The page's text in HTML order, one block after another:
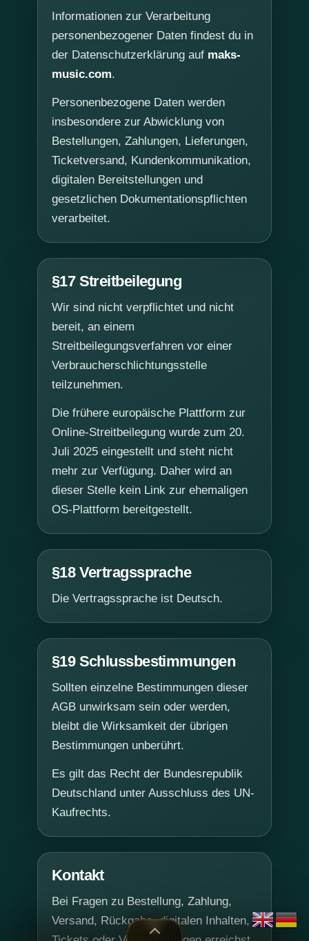
Informationen zur Verarbeitung
personenbezogener Daten findest du in
der Datenschutzerklärung auf maks-
music.com.
Personenbezogene Daten werden
insbesondere zur Abwicklung von
Bestellungen, Zahlungen, Lieferungen,
Ticketversand, Kundenkommunikation,
digitalen Bereitstellungen und
gesetzlichen Dokumentationspflichten
verarbeitet.
§17 Streitbeilegung
Wir sind nicht verpflichtet und nicht
bereit, an einem
Streitbeilegungsverfahren vor einer
Verbraucherschlichtungsstelle
teilzunehmen.
Die frühere europäische Plattform zur
Online-Streitbeilegung wurde zum 20.
Juli 2025 eingestellt und steht nicht
mehr zur Verfügung. Daher wird an
dieser Stelle kein Link zur ehemaligen
OS-Plattform bereitgestellt.
§18 Vertragssprache
Die Vertragssprache ist Deutsch.
§19 Schlussbestimmungen
Sollten einzelne Bestimmungen dieser
AGB unwirksam sein oder werden,
bleibt die Wirksamkeit der übrigen
Bestimmungen unberührt.
Es gilt das Recht der Bundesrepublik
Deutschland unter Ausschluss des UN-
Kaufrechts.
Kontakt
Bei Fragen zu Bestellung, Zahlung,
Versand, Rückgabe, digitalen Inhalten,